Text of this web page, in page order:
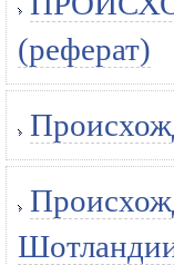
(реферат)